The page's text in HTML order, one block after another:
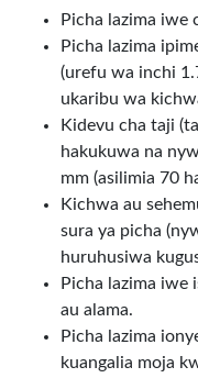
Picha lazima iwe
Picha lazima
(urefu wa inchi
ukaribu wa
Kidevu cha taji
hakukuwa na
mm (asilimia 70
Kichwa au
sura ya picha
huruhusiwa
Picha lazima iwe
au alama.
Picha lazima
kuangalia moja